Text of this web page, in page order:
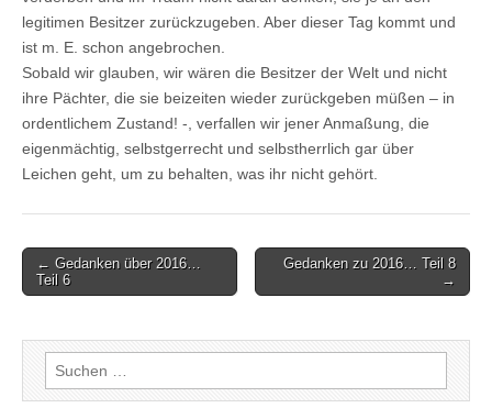
legitimen Besitzer zurückzugeben. Aber dieser Tag kommt und
ist m. E. schon angebrochen.
Sobald wir glauben, wir wären die Besitzer der Welt und nicht
ihre Pächter, die sie beizeiten wieder zurückgeben müßen – in
ordentlichem Zustand! -, verfallen wir jener Anmaßung, die
eigenmächtig, selbstgerrecht und selbstherrlich gar über
Leichen geht, um zu behalten, was ihr nicht gehört.
Post
navigation
← Gedanken über 2016…
Teil 6
Gedanken zu 2016… Teil 8
→
Suchen
nach: